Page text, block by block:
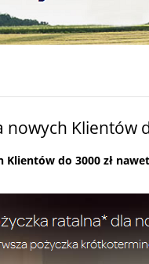
nowych Klientów
Klientów do 3000 zł